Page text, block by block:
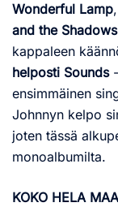
Wonderful Lamp
and the Shadows
kappaleen
helposti Sounds-
ensimmäinen
Johnnyn kelpo
joten tässä
monoalbumilta.
KOKO HELA